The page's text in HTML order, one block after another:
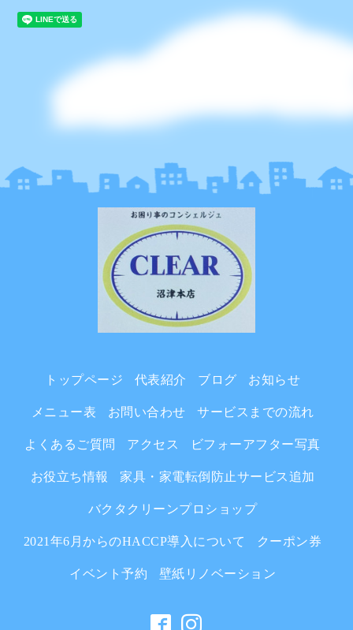
トップページ 代表紹介 ブログ お知らせ
メニュー表 お問い合わせ サービスまでの流れ
よくあるご質問 アクセス ビフォーアフター写真
お役立ち情報 家具・家電転倒防止サービス追加
バクタクリーンプロショップ
2021年6月からのHACCP導入について クーポン券
イベント予約 壁紙リノベーション